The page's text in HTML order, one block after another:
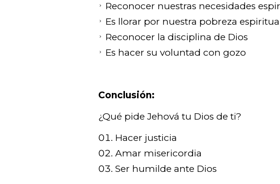
Reconocer nuestras necesidades
Es llorar por nuestra pobreza
Reconocer la disciplina de Dios
Es hacer su voluntad con gozo
Conclusión:
¿Qué pide Jehová tu Dios de ti?
Hacer justicia
Amar misericordia
Ser humilde ante Dios